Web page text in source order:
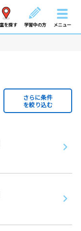
を探す 学習中の方 メニュー
さらに条件
を絞り込む